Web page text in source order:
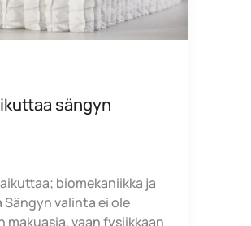
sängyn
biomekaniikka ja
valinta ei ole
vaan fysiikkaan